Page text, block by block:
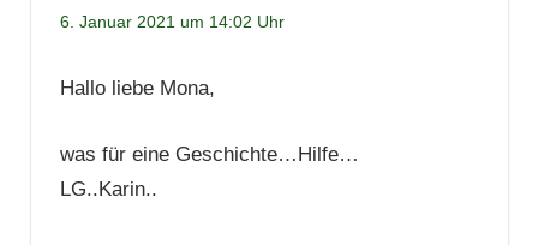
6. Januar 2021 um 14:02 Uhr
Hallo liebe Mona,
was für eine Geschichte…Hilfe…
LG..Karin..